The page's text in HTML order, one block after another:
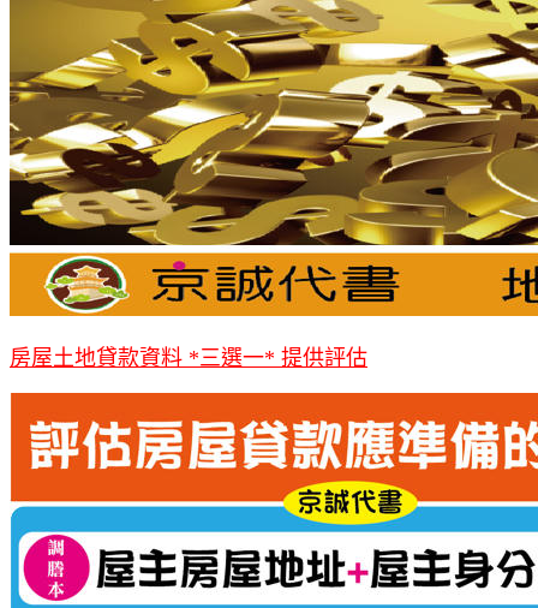
房屋土地貸款資料 *三選一* 提供評估